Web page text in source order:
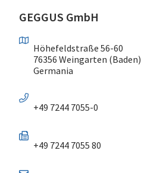
GEGGUS GmbH
Höhefeldstraße 56-60
76356 Weingarten (Baden)
Germania
+49 7244 7055-0
+49 7244 7055 80